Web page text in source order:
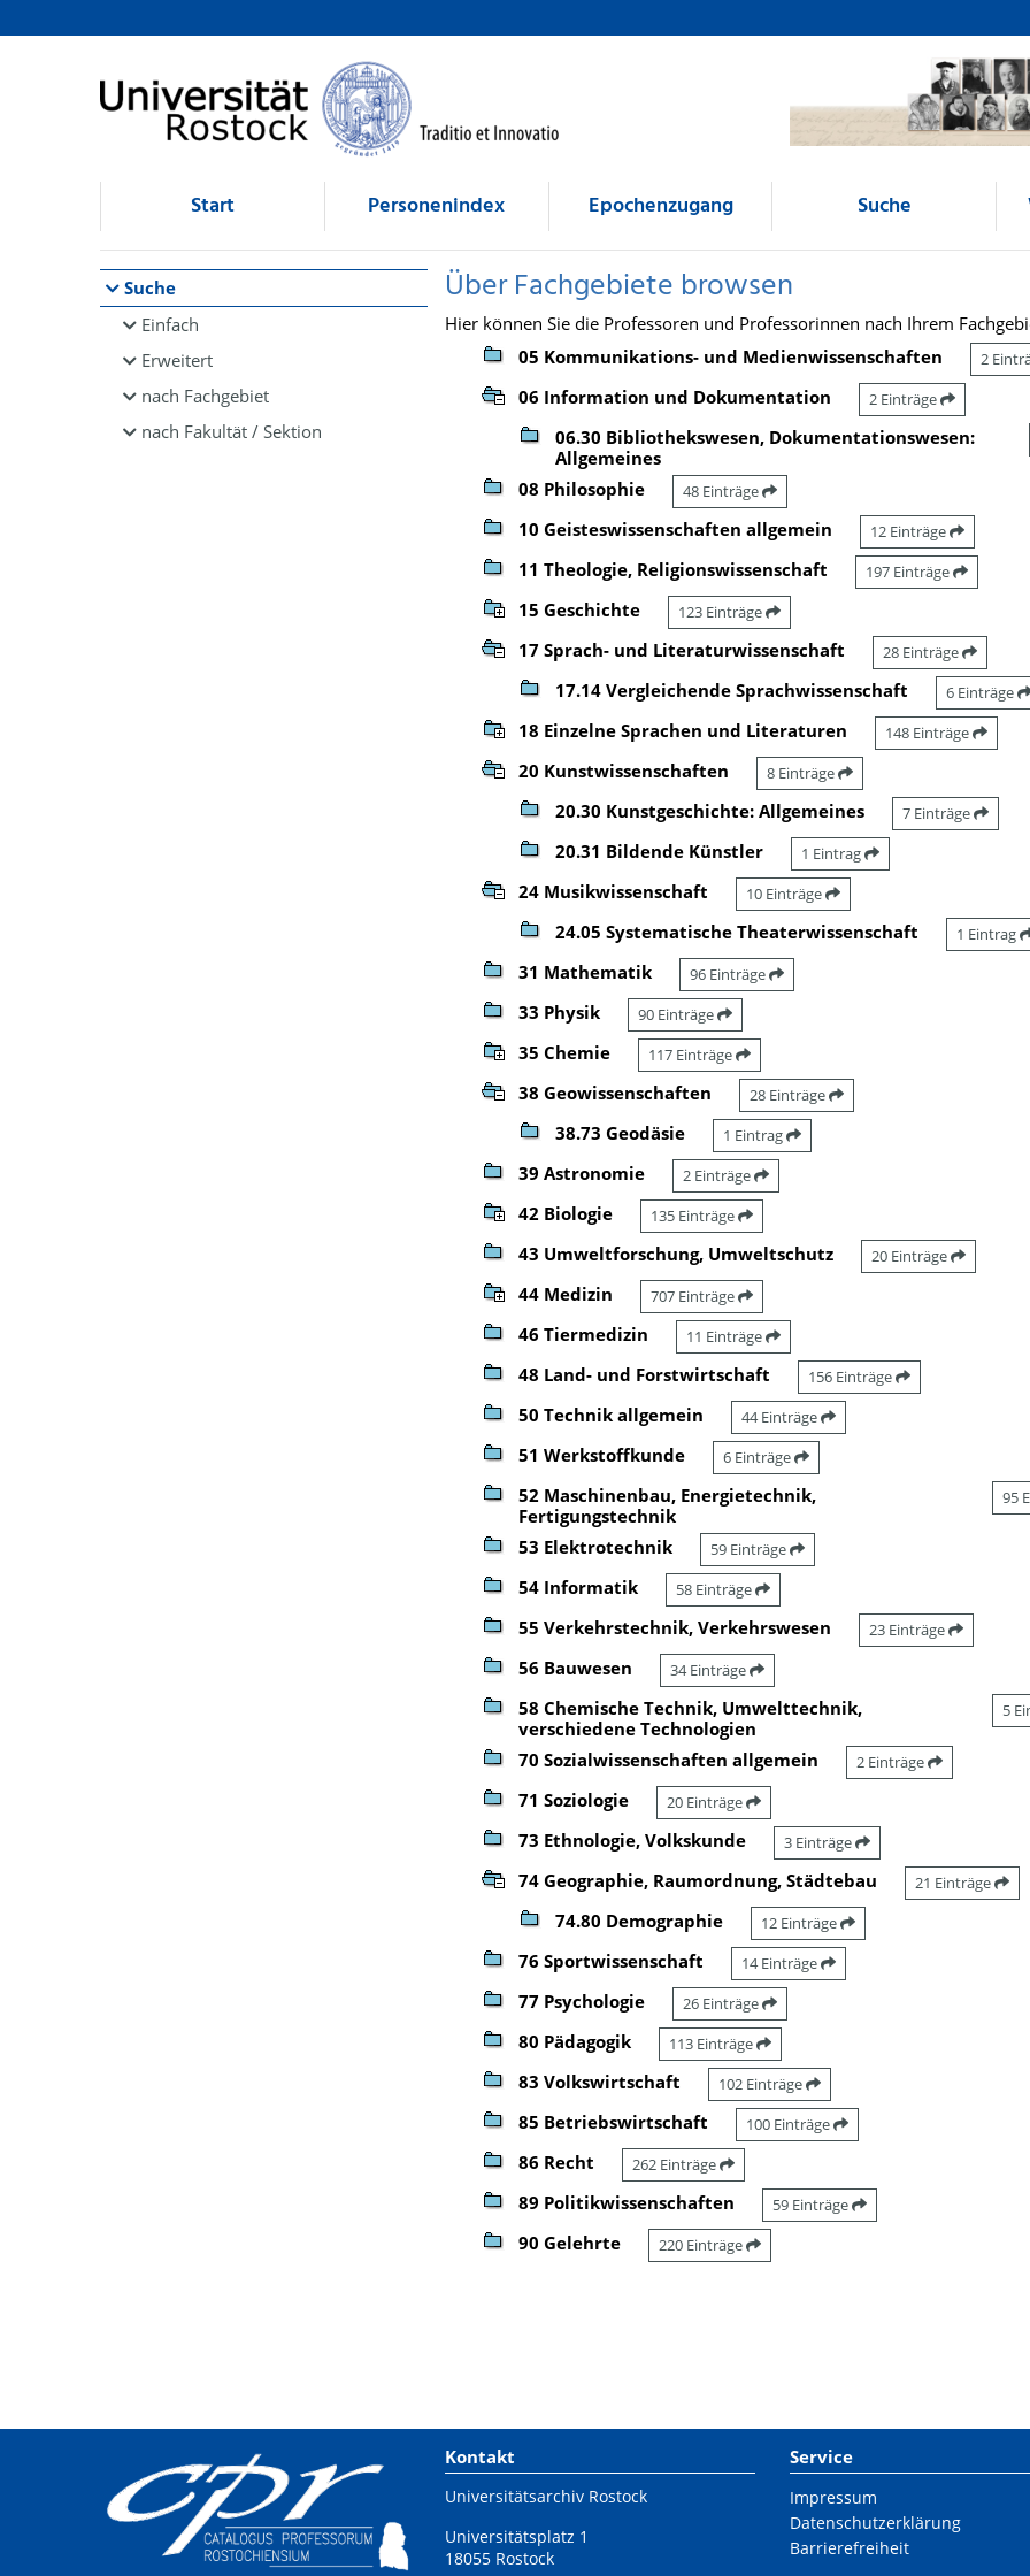
Browsen
direkt zum Inhalt
Start Personenindex Epochenzugang Suche
Suche
Einfach
Erweitert
nach Fachgebiet
nach Fakultät / Sektion
Über Fachgebiete browsen
Hier können Sie die Professoren und Professorinnen nach Ihrem
05 Kommunikations- und Medienwissenschaften
2
06 Information und Dokumentation 2 Einträge
06.30 Bibliothekswesen, Dokumentationswesen:
Allgemeines
08 Philosophie 48 Einträge
10 Geisteswissenschaften allgemein 12 Einträge
11 Theologie, Religionswissenschaft 197 Einträge
15 Geschichte 123 Einträge
17 Sprach- und Literaturwissenschaft 28 Einträge
17.14 Vergleichende Sprachwissenschaft 6 Einträge
18 Einzelne Sprachen und Literaturen 148 Einträge
20 Kunstwissenschaften 8 Einträge
20.30 Kunstgeschichte: Allgemeines 7 Einträge
20.31 Bildende Künstler 1 Eintrag
24 Musikwissenschaft 10 Einträge
24.05 Systematische Theaterwissenschaft 1 Eintrag
31 Mathematik 96 Einträge
33 Physik 90 Einträge
35 Chemie 117 Einträge
38 Geowissenschaften 28 Einträge
38.73 Geodäsie 1 Eintrag
39 Astronomie 2 Einträge
42 Biologie 135 Einträge
43 Umweltforschung, Umweltschutz 20 Einträge
44 Medizin 707 Einträge
46 Tiermedizin 11 Einträge
48 Land- und Forstwirtschaft 156 Einträge
50 Technik allgemein 44 Einträge
51 Werkstoffkunde 6 Einträge
52 Maschinenbau, Energietechnik,
Fertigungstechnik
95
53 Elektrotechnik 59 Einträge
54 Informatik 58 Einträge
55 Verkehrstechnik, Verkehrswesen 23 Einträge
56 Bauwesen 34 Einträge
58 Chemische Technik, Umwelttechnik,
verschiedene Technologien
5
70 Sozialwissenschaften allgemein 2 Einträge
71 Soziologie 20 Einträge
73 Ethnologie, Volkskunde 3 Einträge
74 Geographie, Raumordnung, Städtebau 21 Einträge
74.80 Demographie 12 Einträge
76 Sportwissenschaft 14 Einträge
77 Psychologie 26 Einträge
80 Pädagogik 113 Einträge
83 Volkswirtschaft 102 Einträge
85 Betriebswirtschaft 100 Einträge
86 Recht 262 Einträge
89 Politikwissenschaften 59 Einträge
90 Gelehrte 220 Einträge
Kontakt
Universitätsarchiv Rostock
Universitätsplatz 1
18055 Rostock
Service
Impressum
Datenschutzerklärung
Barrierefreiheit